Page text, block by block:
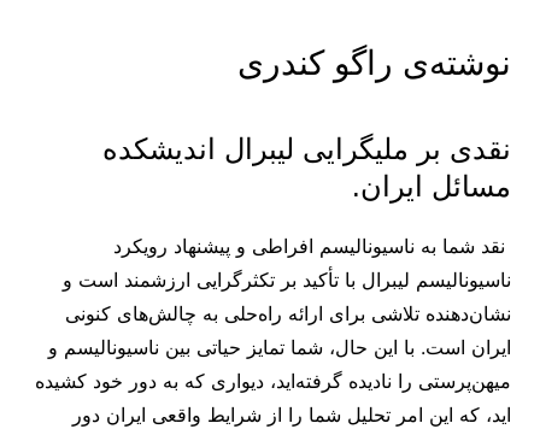
نوشته‌ی راگو کندری
نقدی بر ملیگرایی لیبرال اندیشکده
مسائل ایران.
نقد شما به ناسیونالیسم افراطی و پیشنهاد رویکرد
ناسیونالیسم لیبرال با تأکید بر تکثرگرایی ارزشمند است و
نشان‌دهنده تلاشی برای ارائه راه‌حلی به چالش‌های کنونی
ایران است. با این حال، شما تمایز حیاتی بین ناسیونالیسم و
میهن‌پرستی را نادیده گرفته‌اید، دیواری که به دور خود کشیده
اید، که این امر تحلیل شما را از شرایط واقعی ایران دور